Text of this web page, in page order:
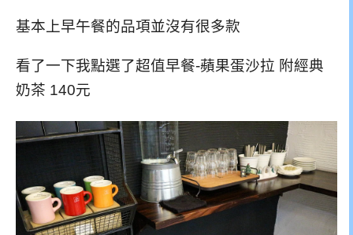
基本上早午餐的品項並沒有很多款
看了一下我點選了超值早餐-蘋果蛋沙拉 附經典
奶茶 140元